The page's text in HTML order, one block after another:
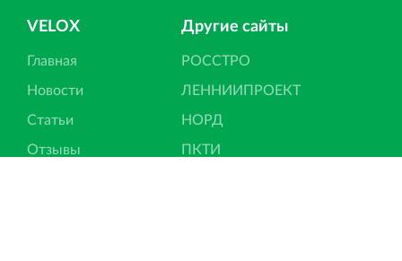
VELOX
Главная
Новости
Статьи
Отзывы
Другие сайты
РОССТРО
ЛЕННИИПРОЕКТ
НОРД
ПКТИ